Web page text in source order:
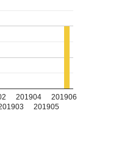
201904
201905
201906